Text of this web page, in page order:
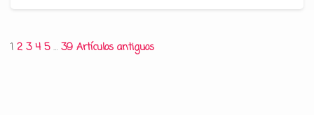
Paginación
1 2 3 4 5 … 39 Artículos antiguos